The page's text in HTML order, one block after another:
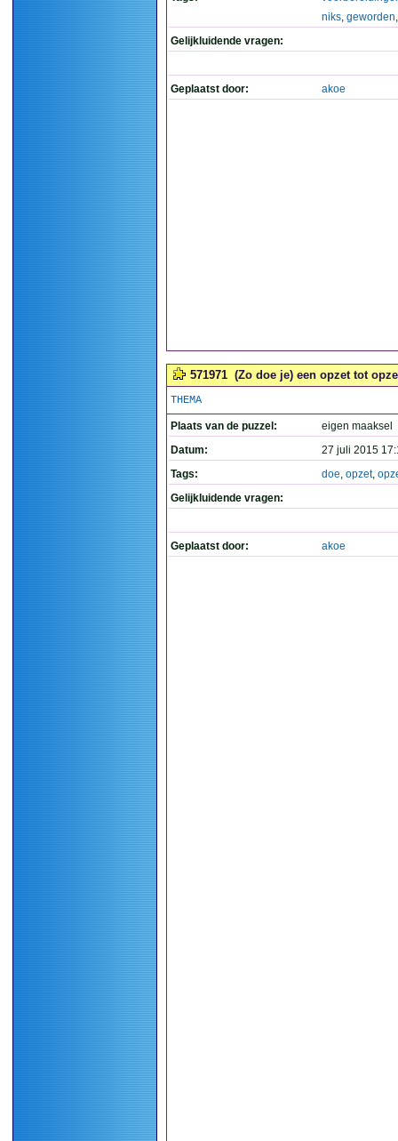
niks, geworden
Gelijkluidende vragen:
Geplaatst door: akoe
571971 (Zo doe je) een opzet tot
THEMA
Plaats van de puzzel:
eigen maaksel
Datum:
27 juli 2015
Tags:
doe, opzet,
Gelijkluidende vragen:
Geplaatst door: akoe